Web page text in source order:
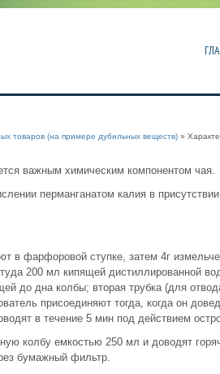
товаров (на примере дубильных веществ)»
важным химическим компонентом чая.
перманганатом калия в
в фарфоровой ступке, затем 4г
200 мл кипящей дистиллированной
до дна колбы; вторая трубка (для
присоединяют тогда, когда он
в течение 5 мин под действием
колбу емкостью 250 мл и доводят
бумажный фильтр.